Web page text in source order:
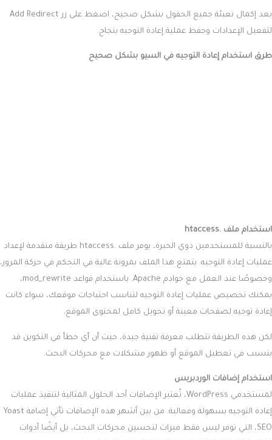
بعد إكمال تعبئة جميع الحقول بشكل صحيح، اضغط على زر Add Redirect
لتفعيل الإعدادات وحفظ عملية إعادة التوجيه بنجاح.
طرق استخدام إعادة التوجيه في السيو بشكل صحيح
استخدام ملف .htaccess
بالنسبة للمستخدمين ذوي الخبرة، يوفر ملف .htaccess طريقة متقدمة لإعداد
عمليات إعادة التوجيه. يتمتع هذا الملف بمرونة عالية في التحكم في حركة المرور،
وخصوصًا عند العمل مع خوادم Apache. باستخدام قواعد mod_rewrite،
يمكنك تخصيص عمليات إعادة التوجيه لتناسب احتياجات موقعك، سواء كانت
إعادة توجيه لصفحات معينة أو تحويل كامل لمحتوى الموقع.
لكن هذه الطريقة تتطلب معرفة تقنية جيدة، حيث أن أي خطأ في التكوين قد
يتسبب في تعطيل الموقع أو ظهور مشكلات مع محركات البحث.
استخدام إضافات الوردبريس
لمستخدمي WordPress، تُعتبر الإضافات أحد الحلول المثالية لتنفيذ عمليات
إعادة التوجيه بسهولة وفعالية. من بين أشهر هذه الإضافات تأتي إضافة Yoast
SEO، التي توفر ليس فقط ميزات لتحسين محركات البحث، بل أيضًا أدوات